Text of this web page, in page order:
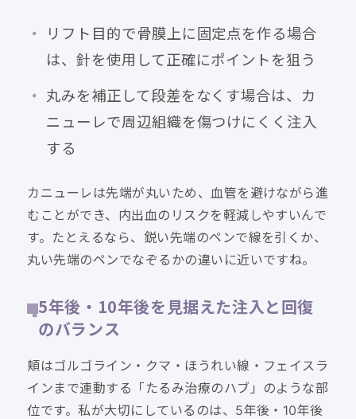
リフト目的で骨膜上に固定点を作る場合
は、針を使用して正確にポイントを狙う
丸みを補正して段差をなくす場合は、カ
ニューレで周辺組織を傷つけにくく注入
する
カニューレは先端が丸いため、血管を避けながら進
むことができ、内出血のリスクを軽減しやすいんで
す。たとえるなら、鋭い先端のペンで線を引くか、
丸い先端のペンでなぞるかの違いに近いですね。
5年後・10年後を見据えた注入と回復
のバランス
頬はゴルゴライン・クマ・ほうれい線・フェイスラ
インまで連動する「たるみ治療のハブ」のような部
位です。私が大切にしているのは、5年後・10年後